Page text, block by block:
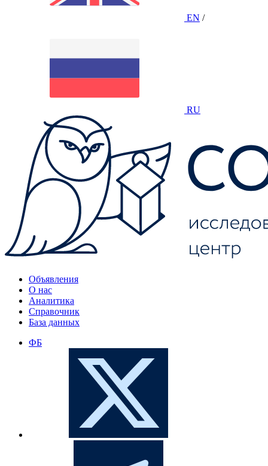
EN /
RU
Объявления
О нас
Аналитика
Справочник
База данных
ФБ